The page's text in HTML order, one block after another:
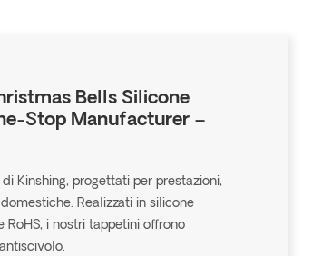
Bells Silicone
Stop Manufacturer –
Kinshing, progettati per prestazioni,
Realizzati in silicone
RoHS, i nostri tappetini offrono